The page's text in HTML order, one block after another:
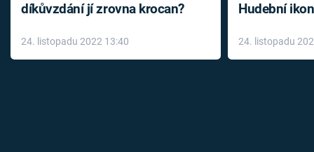
díkůvzdání jí zrovna krocan?
24. listopadu 2022 13:40
Hudební
léky
24. listopadu